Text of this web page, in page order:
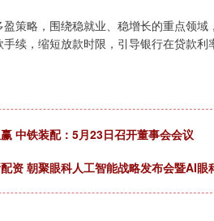
略，围绕稳就业、稳增长的重点领域
续，缩短放款时限，引导银行在贷款利
中铁装配：5月23日召开董事会会议
资 朝聚眼科人工智能战略发布会暨AI眼